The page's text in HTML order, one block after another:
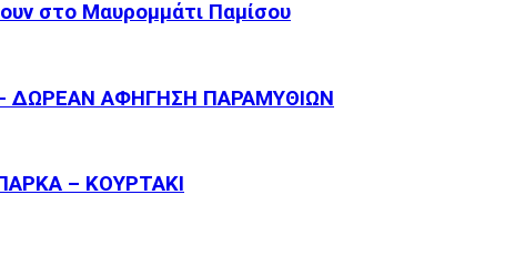
στο Μαυρομμάτι Παμίσου
ΔΩΡΕΑΝ ΑΦΗΓΗΣΗ ΠΑΡΑΜΥΘΙΩΝ
– ΚΟΥΡΤΑΚΙ